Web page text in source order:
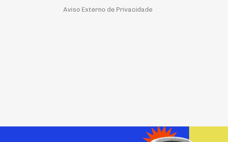
Aviso Externo de Privacidade